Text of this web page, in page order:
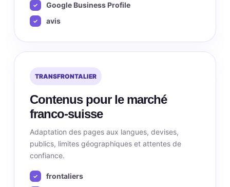
Google Business Profile
avis
TRANSFRONTALIER
Contenus pour le marché
franco-suisse
Adaptation des pages aux langues, devises,
publics, limites géographiques et attentes de
confiance.
frontaliers